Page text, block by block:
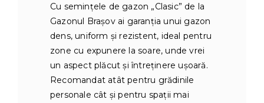
Cu semințele de gazon „Clasic” de la
Gazonul Brașov ai garanţia unui gazon
dens, uniform și rezistent, ideal pentru
zone cu expunere la soare, unde vrei
un aspect plăcut și întreținere ușoară.
Recomandat atât pentru grădinile
personale cât şi pentru spaţii mai